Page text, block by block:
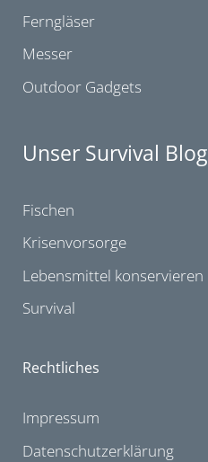
Ferngläser
Messer
Outdoor Gadgets
Unser Survival Blog
Fischen
Krisenvorsorge
Lebensmittel konservieren
Survival
Rechtliches
Impressum
Datenschutzerklärung